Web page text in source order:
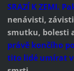
SRAZÍ K ZEMI.
nenávisti,
smutku, bolesti
právě končího
tito lidé umírat